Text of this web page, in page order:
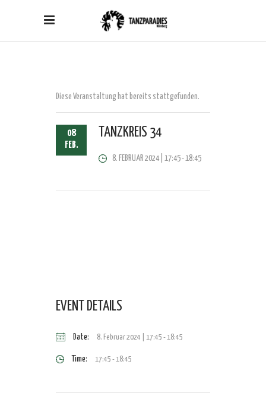
Diese Veranstaltung hat bereits stattgefunden.
08
FEB.
TANZKREIS 34
8. FEBRUAR 2024 | 17:45-18:45
EVENT DETAILS
Date: 8. Februar 2024 | 17:45 -18:45
Time: 17:45 - 18:45